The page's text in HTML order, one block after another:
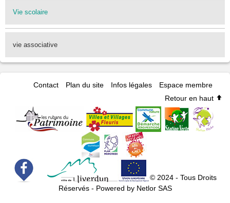
Vie scolaire
vie associative
Contact Plan du site Infos légales
Espace membre
Retour en haut
© 2024 - Tous Droits
Réservés - Powered by Netlor SAS